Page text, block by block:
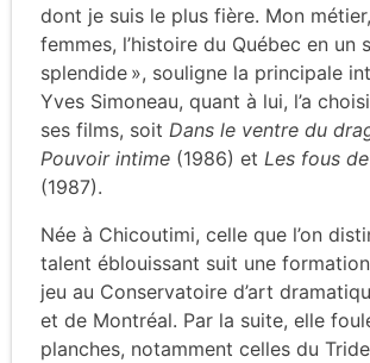
dont je suis le plus fière. Mon
femmes, l’histoire du Québec en un
splendide », souligne la principale
Yves Simoneau, quant à lui, l’a
ses films, soit Dans le ventre du
Pouvoir intime (1986) et Les fous
(1987).
Née à Chicoutimi, celle que l’on
talent éblouissant suit une formation
jeu au Conservatoire d’art
et de Montréal. Par la suite, elle
planches, notamment celles du